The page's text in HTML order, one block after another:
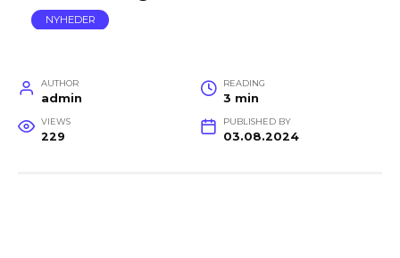
NYHEDER
AUTHOR
admin
READING
3 min
VIEWS
229
PUBLISHED BY
03.08.2024